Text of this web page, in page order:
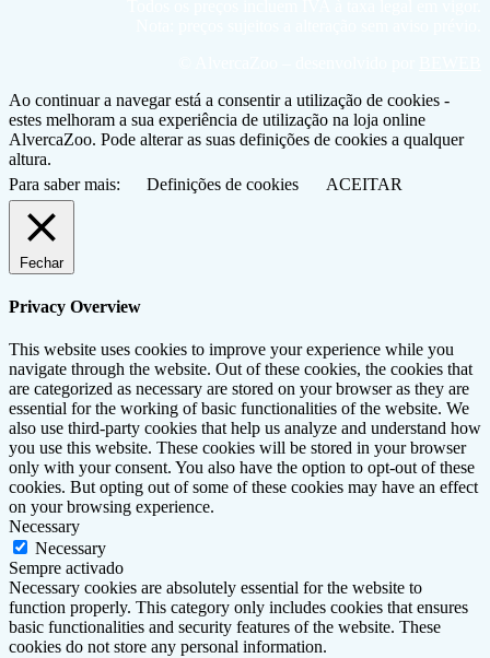
Ao continuar a navegar está a consentir a utilização de cookies -
estes melhoram a sua experiência de utilização na loja online
AlvercaZoo. Pode alterar as suas definições de cookies a qualquer
altura.
Para saber mais:
Definições de cookies ACEITAR
Fechar
Privacy Overview
This website uses cookies to improve your experience while you
navigate through the website. Out of these cookies, the cookies that
are categorized as necessary are stored on your browser as they are
essential for the working of basic functionalities of the website. We
also use third-party cookies that help us analyze and understand how
you use this website. These cookies will be stored in your browser
only with your consent. You also have the option to opt-out of these
cookies. But opting out of some of these cookies may have an effect
on your browsing experience.
Necessary
Necessary
Sempre activado
Necessary cookies are absolutely essential for the website to
function properly. This category only includes cookies that ensures
basic functionalities and security features of the website. These
cookies do not store any personal information.